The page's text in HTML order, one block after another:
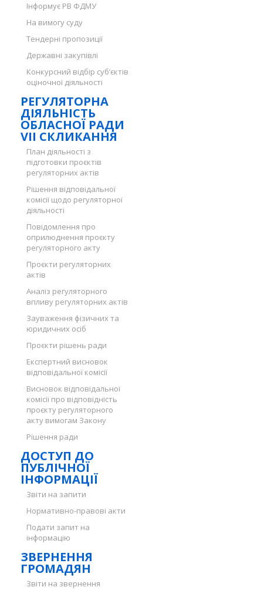
Інформує РВ ФДМУ
На вимогу суду
Тендерні пропозиції
Державні закупівлі
Конкурсний відбір суб’єктів
оціночної діяльності
РЕГУЛЯТОРНА
ДІЯЛЬНІСТЬ
ОБЛАСНОЇ РАДИ
VII СКЛИКАННЯ
План діяльності з
підготовки проєктів
регуляторних актів
Рішення відповідальної
комісії щодо регуляторної
діяльності
Повідомлення про
оприлюднення проєкту
регуляторного акту
Проєкти регуляторних
актів
Аналіз регуляторного
впливу регуляторних актів
Зауваження фізичних та
юридичних осіб
Проєкти рішень ради
Експертний висновок
відповідальної комісії
Висновок відповідальної
комісії про відповідність
проєкту регуляторного
акту вимогам Закону
Рішення ради
ДОСТУП ДО
ПУБЛІЧНОЇ
ІНФОРМАЦІЇ
Звіти на запити
Нормативно-правові акти
Подати запит на
інформацію
ЗВЕРНЕННЯ
ГРОМАДЯН
Звіти на звернення